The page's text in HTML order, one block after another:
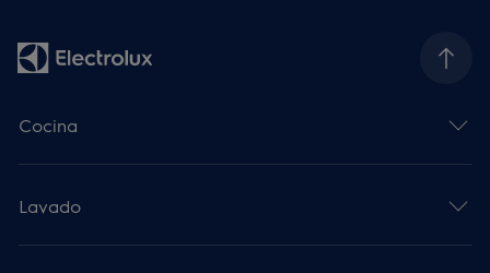
Cocina
Lavado